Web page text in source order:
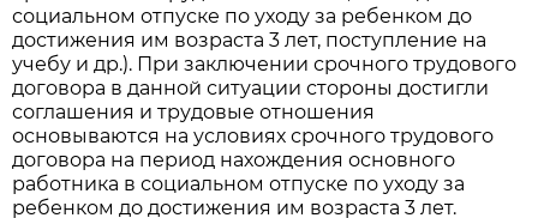
социальном отпуске по уходу за ребенком до
достижения им возраста 3 лет, поступление на
учебу и др.). При заключении срочного трудового
договора в данной ситуации стороны достигли
соглашения и трудовые отношения
основываются на условиях срочного трудового
договора на период нахождения основного
работника в социальном отпуске по уходу за
ребенком до достижения им возраста 3 лет.